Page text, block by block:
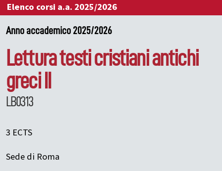
Elenco corsi a.a. 2025/2026
Anno accademico 2025/2026
Lettura testi cristiani antichi
greci II
LB0313
3 ECTS
Sede di Roma